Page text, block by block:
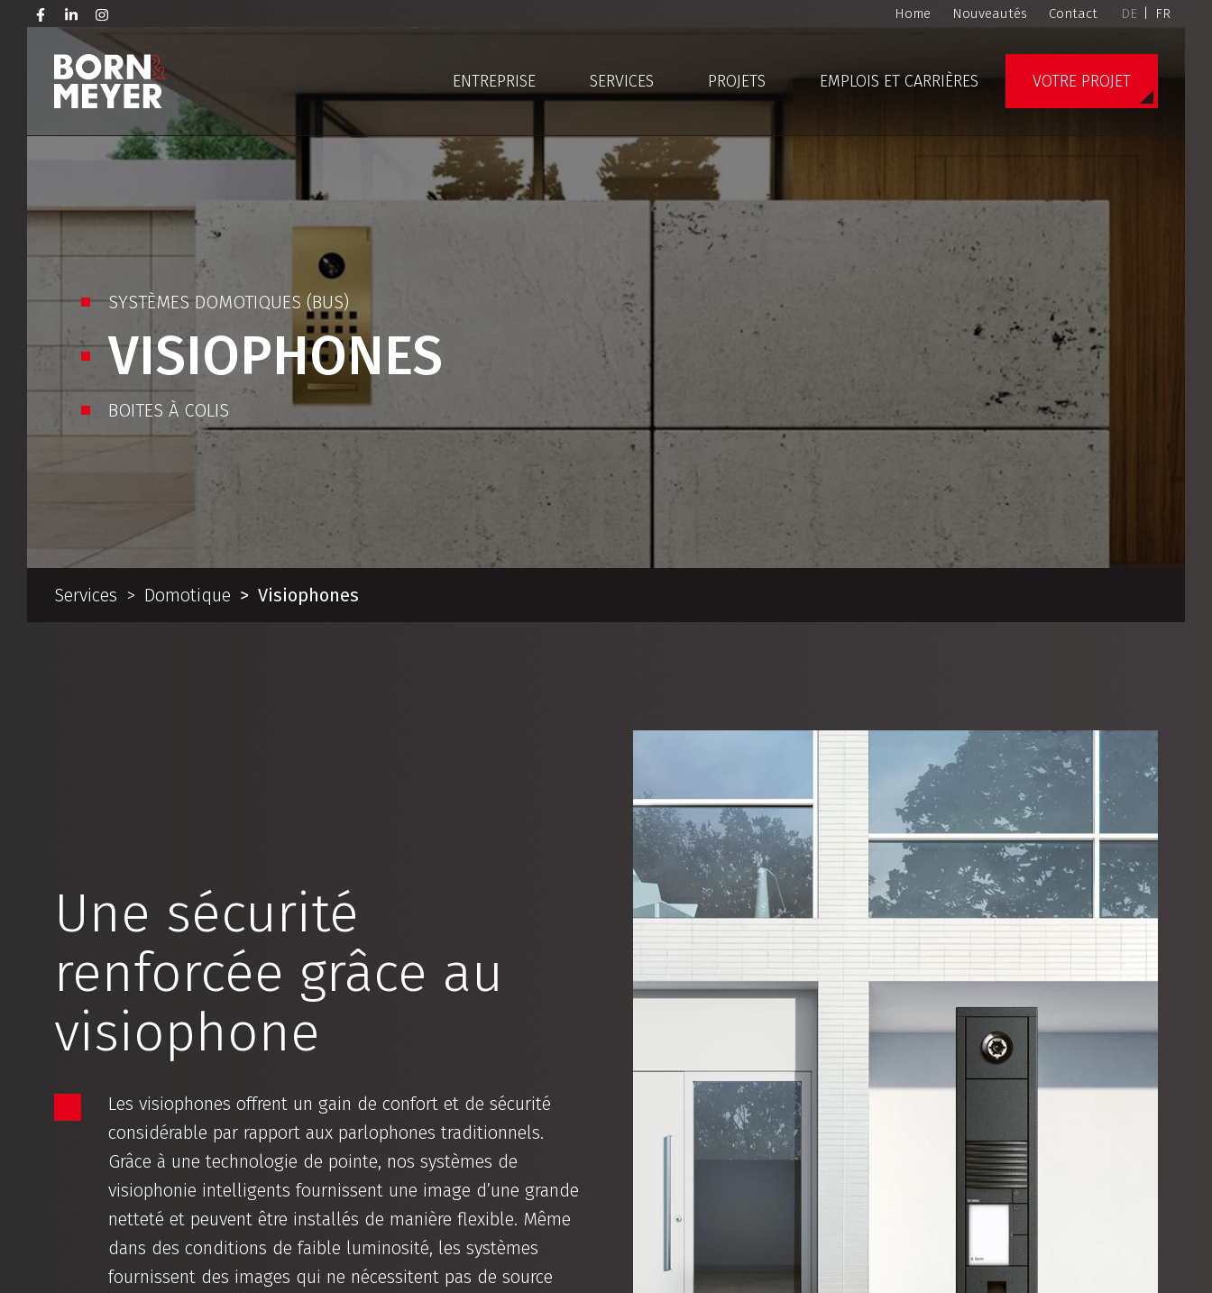
Home Nouveautés Contact DE FR
ENTREPRISE SERVICES PROJETS EMPLOIS ET CARRIÈRES VOTRE PROJET
SYSTÈMES DOMOTIQUES (BUS)
VISIOPHONES
BOITES À COLIS
Services Domotique Visiophones
Une sécurité
renforcée grâce au
visiophone
Les visiophones offrent un gain de confort et de sécurité
considérable par rapport aux parlophones traditionnels.
Grâce à une technologie de pointe, nos systèmes de
visiophonie intelligents fournissent une image d’une grande
netteté et peuvent être installés de manière flexible. Même
dans des conditions de faible luminosité, les systèmes
fournissent des images qui ne nécessitent pas de source